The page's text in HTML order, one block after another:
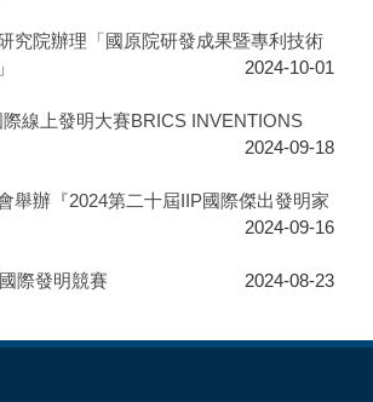
究院辦理「國原院研發成果暨專利技術
2024-10-01
線上發明大賽BRICS INVENTIONS
2024-09-18
舉辦『2024第二十屆IIP國際傑出發明家
2024-09-16
際發明競賽 2024-08-23